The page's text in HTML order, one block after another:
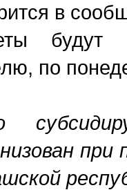
в
будут
по